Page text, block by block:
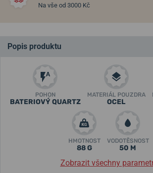
Na vše od 3000 Kč
Popis produktu
POHON
BATERIOVÝ QUARTZ
MATERIÁL POUZDRA
OCEL
HMOTNOST
88 G
VODOTĚSNOST
50 M
Zobrazit všechny